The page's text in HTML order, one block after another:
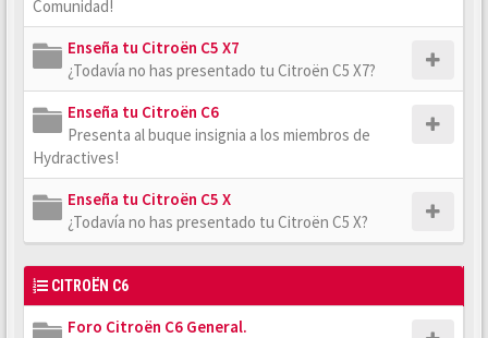
Comunidad!
Enseña tu Citroën C5 X7
¿Todavía no has presentado tu Citroën C5 X7?
Enseña tu Citroën C6
Presenta al buque insignia a los miembros de
Hydractives!
Enseña tu Citroën C5 X
¿Todavía no has presentado tu Citroën C5 X?
CITROËN C6
Foro Citroën C6 General.